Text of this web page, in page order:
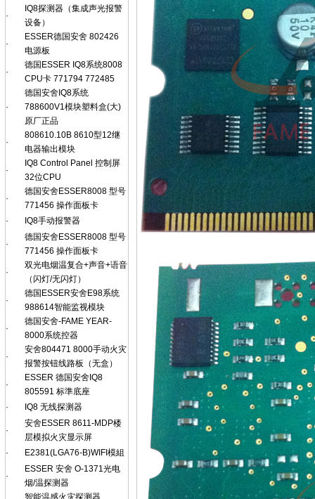
·
IQ8探测器（集成声光报警
设备）
·
ESSER德国安舍 802426
电源板
·
德国ESSER IQ8系统8008
CPU卡 771794 772485
·
德国安舍IQ8系统
788600V1模块塑料盒(大)
原厂正品
·
808610.10B 8610型12继
电器输出模块
·
IQ8 Control Panel 控制屏
32位CPU
·
德国安舍ESSER8008 型号
771456 操作面板卡
·
IQ8手动报警器
·
德国安舍ESSER8008 型号
771456 操作面板卡
·
双光电烟温复合+声音+语音
（闪灯/无闪灯）
·
德国ESSER安舍E98系统
988614智能监视模块
·
德国安舍-FAME YEAR-
8000系统控器
·
安舍804471 8000手动火灾
报警按钮线路板（无盒）
·
ESSER 德国安舍IQ8
805591 标準底座
·
IQ8 无线探测器
·
安舍ESSER 8611-MDP楼
层模拟火灾显示屏
·
E2381(LGA76-B)WIFI模組
·
ESSER 安舍 O-1371光电
烟/温探测器
智能温感火灾探测器